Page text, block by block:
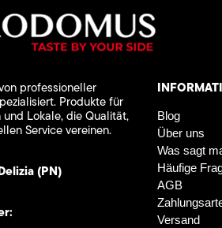
professioneller
Produkte für
und Lokale, die Qualität,
Service vereinen.
(PN)
Blog
Über uns
Was sagt
Häufige
AGB
Versand